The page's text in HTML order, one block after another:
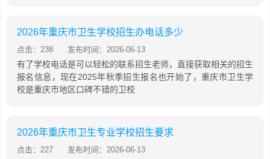
2026年重庆市卫生学校招生办电话多少
点击：238 发布时间：2026-06-13
有了学校电话是可以轻松的联系招生老师，直接获取相关的招生
报名信息，现在2025年秋季招生报名也开始了，重庆市卫生学
校是重庆市地区口碑不错的卫校
2026年重庆市卫生专业学校招生要求
点击：227 发布时间：2026-06-13